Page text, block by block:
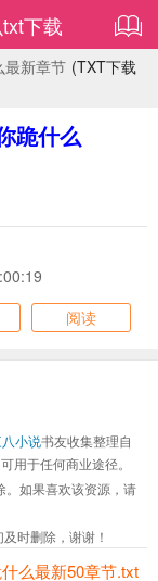
下载
最新章节 (TXT下载
跪什么
阅读
八小说书友收集整理自
用于任何商业途径。
如果喜欢该资源，请
时删除，谢谢！
么最新50章节.txt